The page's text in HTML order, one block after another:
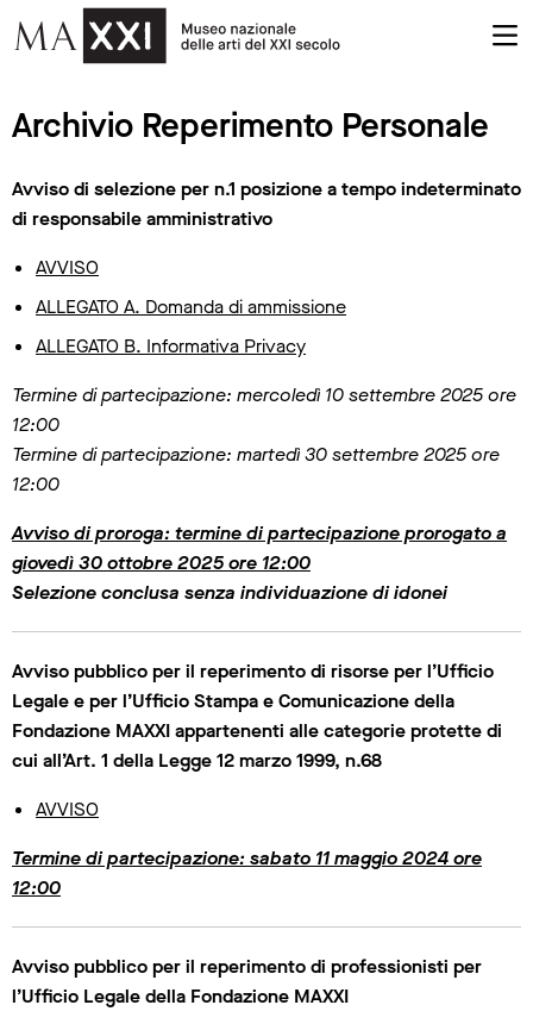
Archivio Reperimento Personale
Avviso di selezione per n.1 posizione a tempo indeterminato
di responsabile amministrativo
AVVISO
ALLEGATO A. Domanda di ammissione
ALLEGATO B. Informativa Privacy
Termine di partecipazione: mercoledì 10 settembre 2025 ore
12:00
Termine di partecipazione: martedì 30 settembre 2025 ore
12:00
Avviso di proroga: termine di partecipazione prorogato a
giovedì 30 ottobre 2025 ore 12:00
Selezione conclusa senza individuazione di idonei
Avviso pubblico per il reperimento di risorse per l’Ufficio
Legale e per l’Ufficio Stampa e Comunicazione della
Fondazione MAXXI appartenenti alle categorie protette di
cui all’Art. 1 della Legge 12 marzo 1999, n.68
AVVISO
Termine di partecipazione: sabato 11 maggio 2024 ore
12:00
Avviso pubblico per il reperimento di professionisti per
l’Ufficio Legale della Fondazione MAXXI